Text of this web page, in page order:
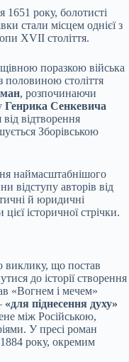
1651 року, болотисті
стали місцем однієї з
XVII століття.
поразкою війська
століття
, розпочинаючи
Генрика Сенкевича
відтворення
Зборівською
наймасштабнішого
відступу авторів від
й юридичні
історичної стрічки.
виклику, що постав
до історії створення
«Вогнем і мечем»
«для піднесення духу»
між Російською,
У пресі роман
1884 року, окремим